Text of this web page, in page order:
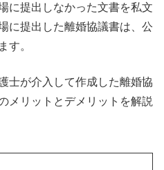
に提出しなかった文書を私文
に提出した離婚協議書は、公
す。
士が介入して作成した離婚協
メリットとデメリットを解説